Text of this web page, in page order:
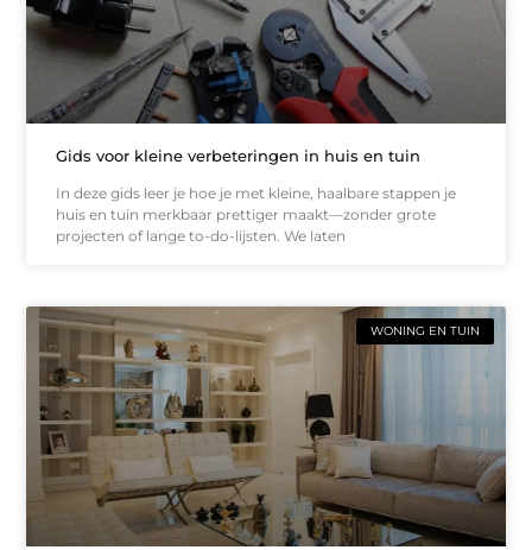
Gids voor kleine verbeteringen in huis en tuin
In deze gids leer je hoe je met kleine, haalbare stappen je
huis en tuin merkbaar prettiger maakt—zonder grote
projecten of lange to-do-lijsten. We laten
WONING EN TUIN